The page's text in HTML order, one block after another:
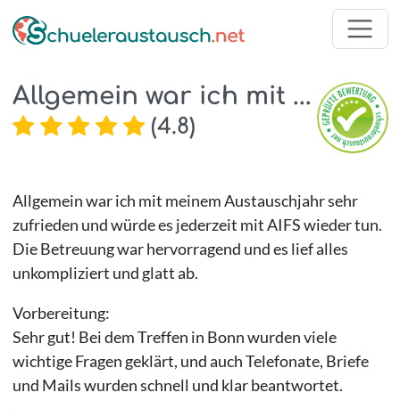
Allgemein war ich mit ...
(4.8)
Allgemein war ich mit meinem Austauschjahr sehr
zufrieden und würde es jederzeit mit AIFS wieder tun.
Die Betreuung war hervorragend und es lief alles
unkompliziert und glatt ab.
Vorbereitung:
Sehr gut! Bei dem Treffen in Bonn wurden viele
wichtige Fragen geklärt, und auch Telefonate, Briefe
und Mails wurden schnell und klar beantwortet.